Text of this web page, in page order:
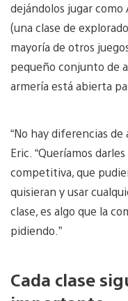
dejándolos jugar
(una clase de
mayoría de otros
pequeño conjunto de
armería está abierta
“No hay diferencias de
Eric. “Queríamos
competitiva, que
quisieran y usar
clase, es algo que la
pidiendo.”
Cada clase